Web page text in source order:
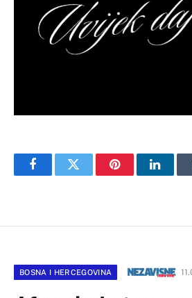
FacebookTwitter Pinterest
BOSNA I HERCEGOVINA